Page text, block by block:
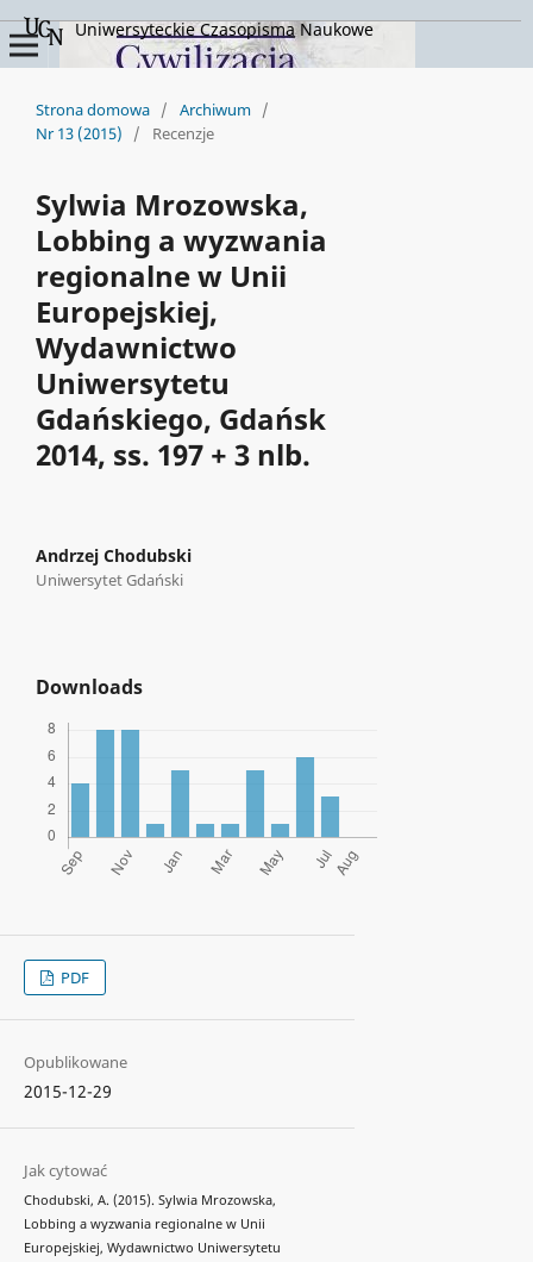
Uniwersyteckie Czasopisma Naukowe
Strona domowa / Archiwum /
Nr 13 (2015)
/ Recenzje
Sylwia Mrozowska,
Lobbing a wyzwania
regionalne w Unii
Europejskiej,
Wydawnictwo
Uniwersytetu
Gdańskiego, Gdańsk
2014, ss. 197 + 3 nlb.
Andrzej Chodubski
Uniwersytet Gdański
Downloads
PDF
Opublikowane
2015-12-29
Jak cytować
Chodubski, A. (2015). Sylwia Mrozowska,
Lobbing a wyzwania regionalne w Unii
Europejskiej, Wydawnictwo Uniwersytetu